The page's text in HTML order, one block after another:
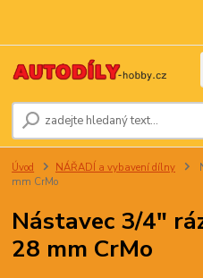
Úvod NÁŘADÍ a vybavení dílny
mm CrMo
Nástavec 3/4"
28 mm CrMo